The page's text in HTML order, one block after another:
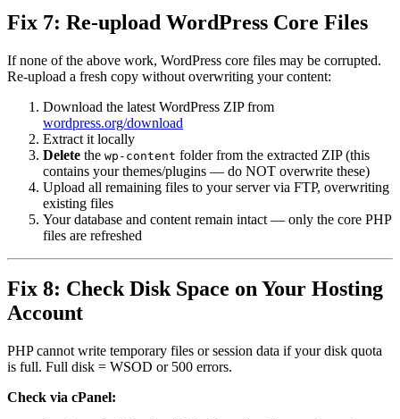
Fix 7: Re-upload WordPress Core Files
If none of the above work, WordPress core files may be corrupted.
Re-upload a fresh copy without overwriting your content:
Download the latest WordPress ZIP from
wordpress.org/download
Extract it locally
Delete the wp-content folder from the extracted ZIP (this
contains your themes/plugins — do NOT overwrite these)
Upload all remaining files to your server via FTP, overwriting
existing files
Your database and content remain intact — only the core PHP
files are refreshed
Fix 8: Check Disk Space on Your Hosting
Account
PHP cannot write temporary files or session data if your disk quota
is full. Full disk = WSOD or 500 errors.
Check via cPanel: